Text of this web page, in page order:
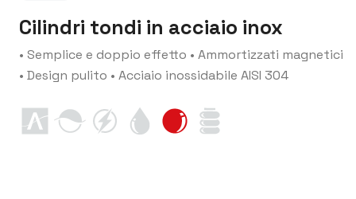
Cilindri tondi in acciaio inox
• Semplice e doppio effetto • Ammortizzati magnetici
• Design pulito • Acciaio inossidabile AISI 304